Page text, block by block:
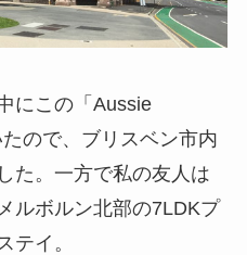
にこの「Aussie
ので、ブリスベン市内
た。一方で私の友人は
ルボルン北部の7LDKプ
テイ。